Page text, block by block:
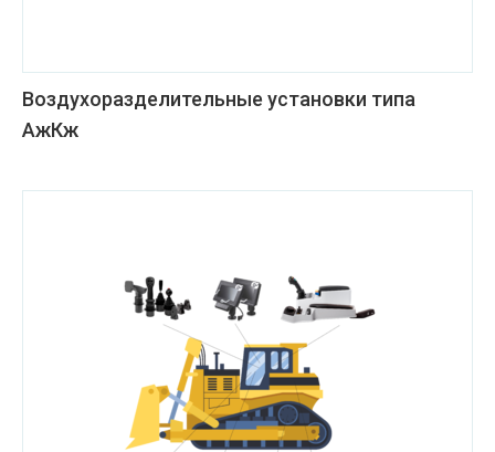
Воздухоразделительные установки типа
АжКж